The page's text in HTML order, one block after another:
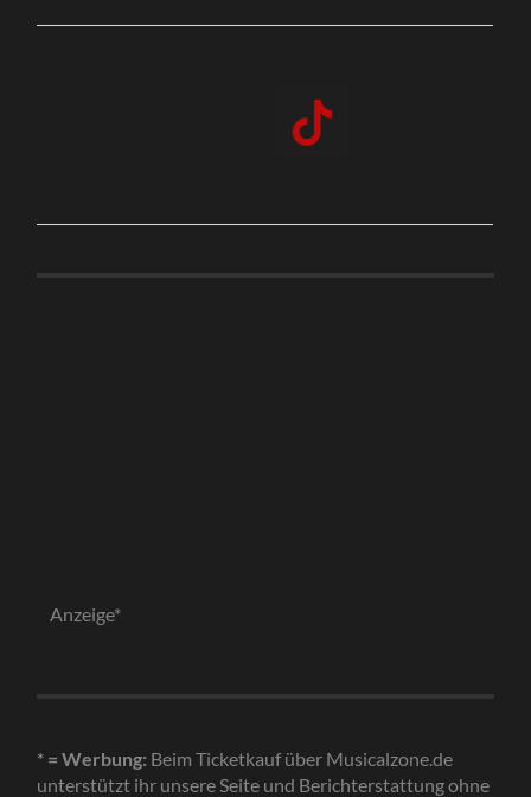
Anzeige*
* = Werbung: Beim Ticketkauf über Musicalzone.de
unterstützt ihr unsere Seite und Berichterstattung ohne